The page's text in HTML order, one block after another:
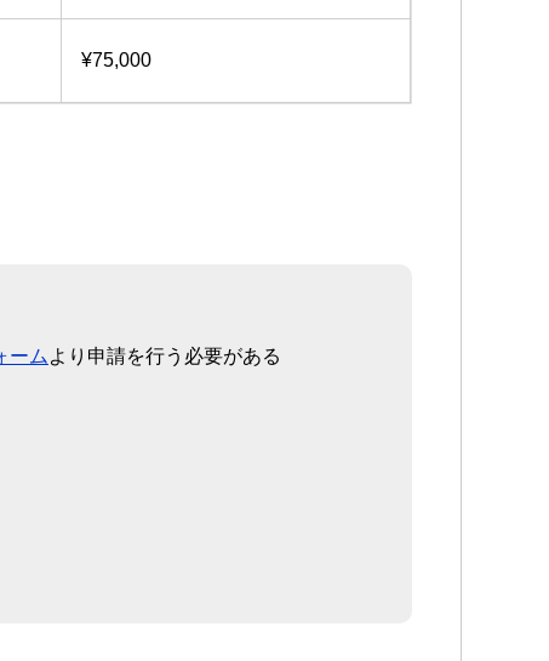
¥75,000
ーム より申請を行う必要がある